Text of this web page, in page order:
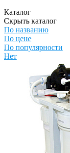
Каталог
Скрыть каталог
По названию
По цене
По популярности
Нет